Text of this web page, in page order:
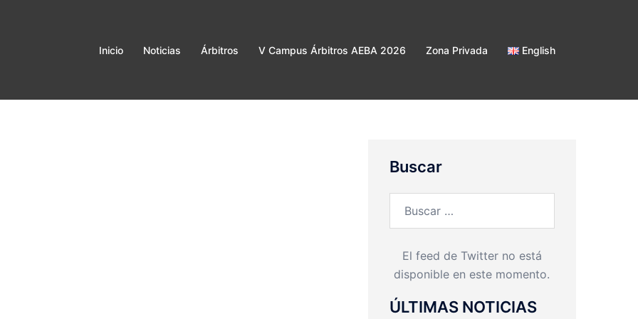
Inicio Noticias Árbitros V Campus Árbitros AEBA 2026 Zona Privada English
Buscar
El feed de Twitter no está
disponible en este momento.
ÚLTIMAS NOTICIAS